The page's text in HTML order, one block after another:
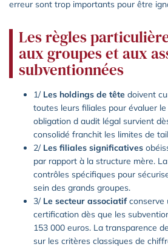
erreur sont trop importants pour être
Les règles
aux groupes et aux
subventionnées
1/ Les holdings de tête doivent
toutes leurs filiales pour évaluer
obligation d audit légal survient
consolidé franchit les limites de
2/ Les filiales significatives
par rapport à la structure mère.
contrôles spécifiques pour
sein des grands groupes.
3/ Le secteur associatifconserve
certification dès que les
153 000 euros. La transparence
sur les critères classiques de